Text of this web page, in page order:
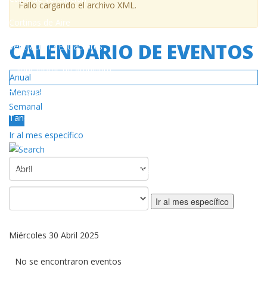
Cortinas de Aire
Ventilación / Extractores
Calentadores de Ambiente
Turbinas
Tanques de Gas
SERVICIO
Red de Centros de Servicios Autorizado
Fallo cargando el archivo XML.
CALENDARIO DE EVENTOS
Anual
Mensual
Semanal
Hoy
Ir al mes específico
Ir al mes específico
Miércoles 30 Abril 2025
No se encontraron eventos